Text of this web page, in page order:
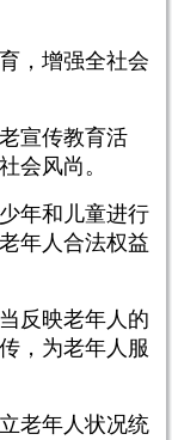
，增强全社会
宣传教育活
会风尚。
年和儿童进行
年人合法权益
反映老年人的
，为老年人服
老年人状况统